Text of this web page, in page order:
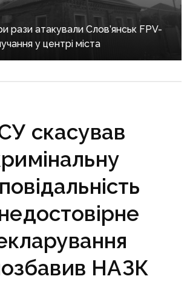
рази атакували Слов’янськ FPV-
у центрі міста
скасував
НАЗК